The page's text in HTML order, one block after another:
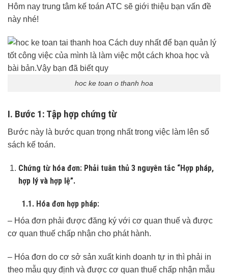
Hôm nay trung tâm kế toán ATC sẽ giới thiệu bạn vấn đề
này nhé!
hoc ke toan o thanh hoa
I. Bước 1: Tập hợp chứng từ
Bước này là bước quan trọng nhất trong việc làm lên sổ
sách kế toán.
Chứng từ hóa đơn: Phải tuân thủ 3 nguyên tắc “Hợp pháp,
hợp lý và hợp lệ”.
1.1. Hóa đơn hợp pháp:
– Hóa đơn phải được đăng ký với cơ quan thuế và được
cơ quan thuế chấp nhận cho phát hành.
– Hóa đơn do cơ sở sản xuất kinh doanh tự in thì phải in
theo mẫu quy định và được cơ quan thuế chấp nhận mẫu